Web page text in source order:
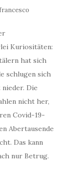
Kuriositäten:
hat sich
schlugen sich
Die
nicht her,
Covid-19-
Abertausende
Das kann
nur Betrug.